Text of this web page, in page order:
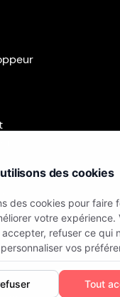
Facebook
on X (Twitter)
Vodlix on Instagram